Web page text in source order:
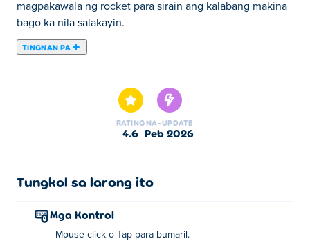
magpakawala ng rocket para sirain ang kalabang makina
bago ka nila salakayin.
TINGNAN PA
kung sino ang mananalo sa larangan ng digmaan!
Maghalinhinan sa pagpuntirya ng iyong tangke, hanapin
ang perpektong anggulo, at magpakawala ng mga
mula sa isang malaking arsenal ng mga rocket, nuke,
pera upang ma-upgrade ang iyong firepower. Isang
maling putok ay maaaring magdulot ng pagkatalo.
RATING
4.6
NA-UPDATE
Peb 2026
Tungkol sa larong ito
Mga Kontrol
Mouse click o Tap para bumaril.